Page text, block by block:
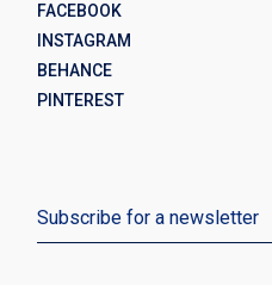
FACEBOOK
INSTAGRAM
BEHANCE
PINTEREST